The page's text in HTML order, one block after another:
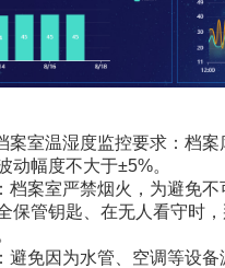
案室温湿度监控要求：档
动幅度不大于±5%。
档案室严禁烟火，为避免
保管钥匙、在无人看守时
避免因为水管、空调等设